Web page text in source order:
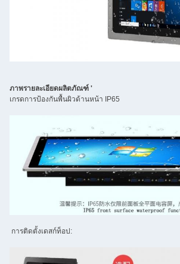
ภาพรายละเอียดผลิตภัณฑ์ '
เกรดการป้องกันพื้นผิวด้านหน้า IP65
การติดตั้งเดสก์ท็อป: